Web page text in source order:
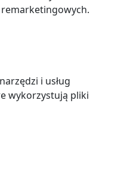
i usług
wykorzystują pliki